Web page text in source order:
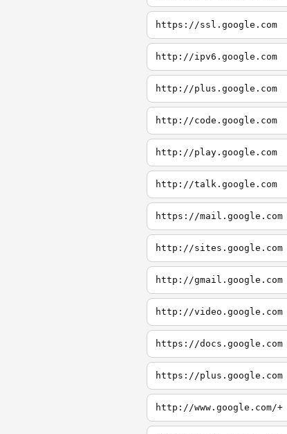
https://ssl.google.com
http://ipv6.google.com
http://plus.google.com
http://code.google.com
http://play.google.com
http://talk.google.com
https://mail.google.com
http://sites.google.com
http://gmail.google.com
http://video.google.com
https://docs.google.com
https://plus.google.com
http://www.google.com/+